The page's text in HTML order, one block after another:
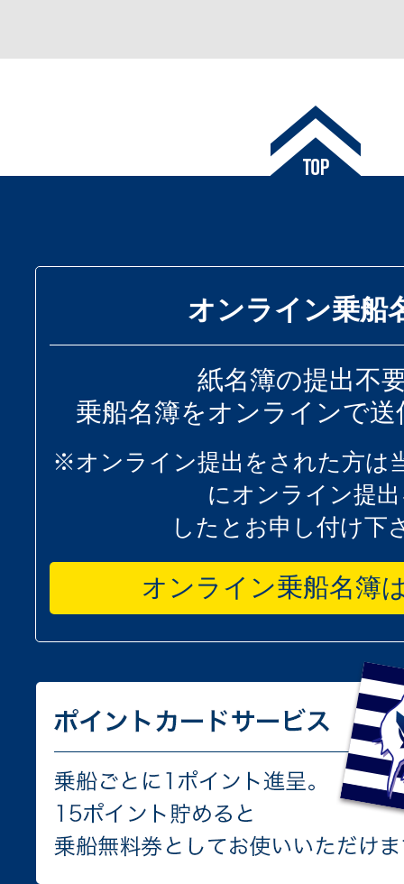
オンライン乗船
紙名簿の提出不
乗船名簿をオンラインで
※オンライン提出をされた方は
にオンライン提
したとお申し付け下
オンライン乗船名簿